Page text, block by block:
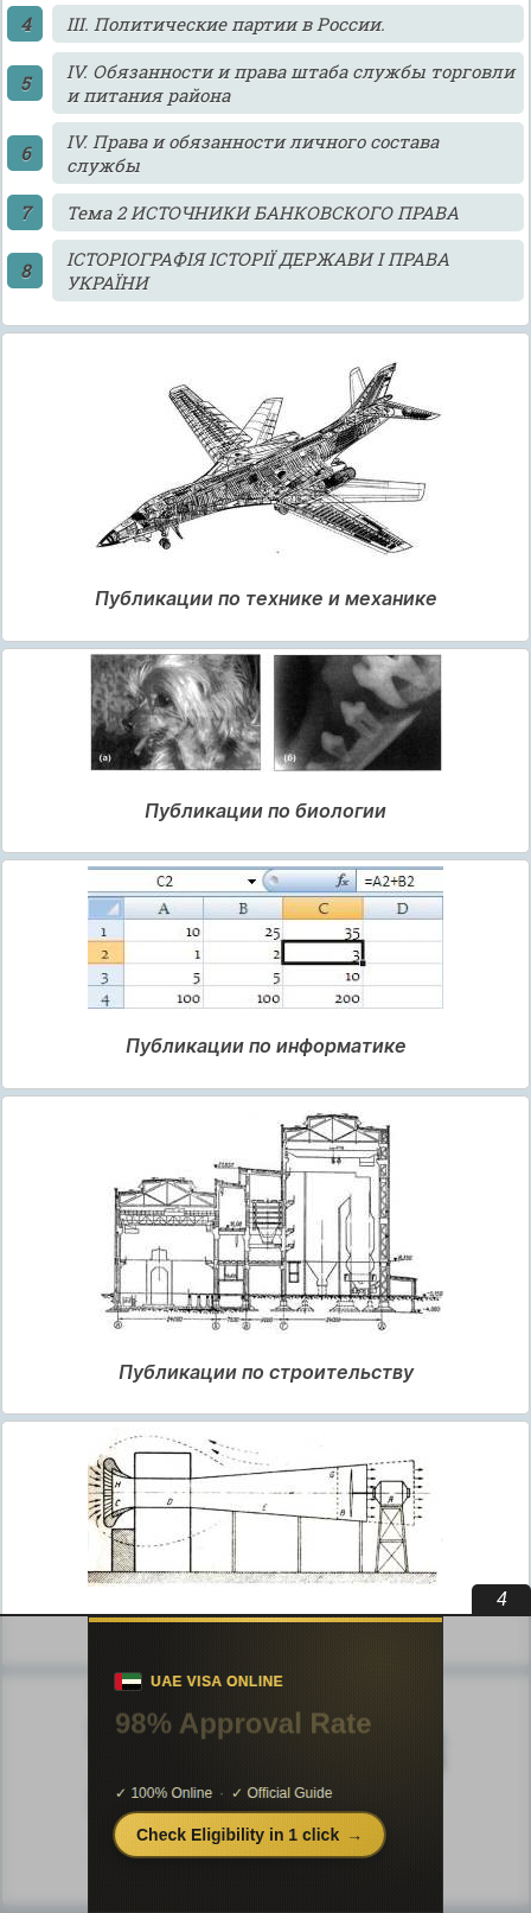
III. Политические партии в России.
IV. Обязанности и права штаба службы торговли
и питания района
IV. Права и обязанности личного состава
службы
Tема 2 ИСТОЧНИКИ БАНКОВСКОГО ПРАВА
ІСТОРІОГРАФІЯ ІСТОРІЇ ДЕРЖАВИ І ПРАВА
УКРАЇНИ
Публикации по технике и механике
Публикации по биологии
Публикации по информатике
Публикации по строительству
Публикации по физике
Публикации по химии
3